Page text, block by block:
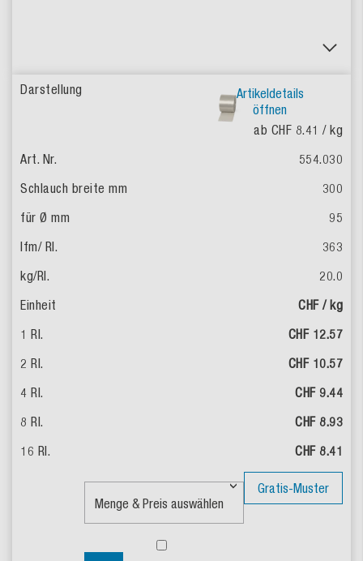
Artikeldetails
öffnen
ab CHF 8.41 / kg
554.030
300
95
363
20.0
CHF / kg
CHF 12.57
CHF 10.57
CHF 9.44
CHF 8.93
CHF 8.41
Gratis-Muster